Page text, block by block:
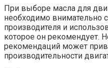
При выборе масла для
необходимо внимательно
производителя и
которое он рекомендует.
рекомендаций может
производительности